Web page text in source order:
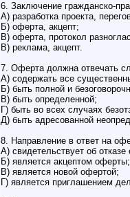
6. Заключение гражданско-
А) разработка проекта,
Б) оферта, акцепт;
В) оферта, протокол
В) реклама, акцепт.
7. Оферта должна отвечать
А) содержать все
Б) быть полной и
В) быть определенной;
Г) быть во всех случаях
Д) быть адресованной
8. Направление в ответ на
А) свидетельствует об
Б) является акцептом оферты;
В) является новой офертой;
Г) является приглашением